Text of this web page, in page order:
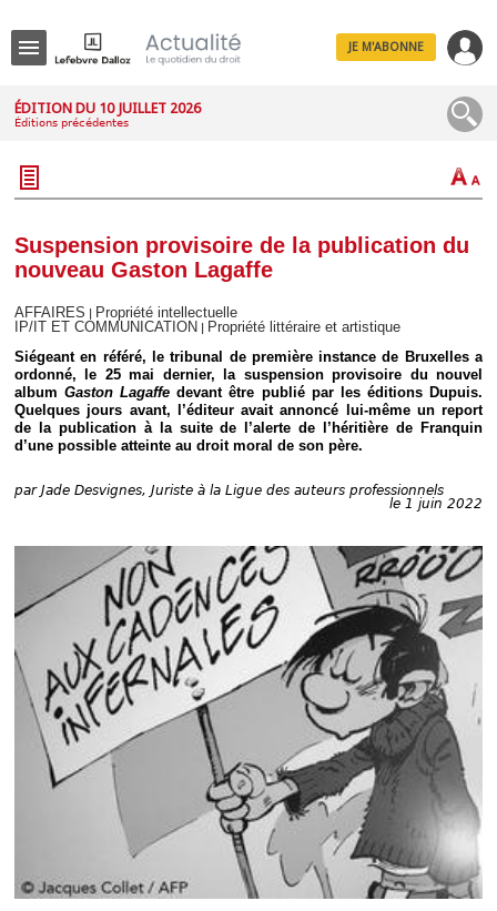
IT
JE M'ABONNE
ÉDITION DU 10 JUILLET 2026
Éditions précédentes
Suspension provisoire de la publication du
nouveau Gaston Lagaffe
AFFAIRES
Propriété intellectuelle
IP/IT ET COMMUNICATION
Propriété littéraire et artistique
Siégeant en référé, le tribunal de première instance de Bruxelles a
ordonné, le 25 mai dernier, la suspension provisoire du nouvel
albumGaston Lagaffe devant être publié par les éditions Dupuis.
Quelques jours avant, l’éditeur avait annoncé lui-même un report
de la publication à la suite de l’alerte de l’héritière de Franquin
d’une possible atteinte au droit moral de son père.
par Jade Desvignes, Juriste à la Ligue des auteurs professionnels
le 1 juin 2022